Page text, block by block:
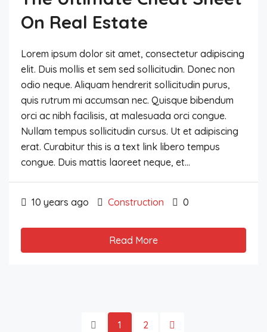
On Real Estate
Lorem ipsum dolor sit amet, consectetur adipiscing
elit. Duis mollis et sem sed sollicitudin. Donec non
odio neque. Aliquam hendrerit sollicitudin purus,
quis rutrum mi accumsan nec. Quisque bibendum
orci ac nibh facilisis, at malesuada orci congue.
Nullam tempus sollicitudin cursus. Ut et adipiscing
erat. Curabitur this is a text link libero tempus
congue. Duis mattis laoreet neque, et...
10 years ago Construction 0
Read More
1 2